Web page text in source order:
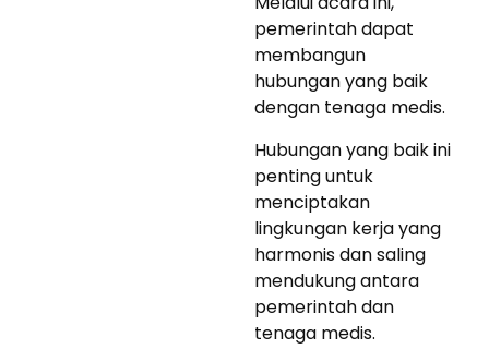
pemerintah dapat
membangun
hubungan yang baik
dengan tenaga medis.
Hubungan yang baik ini
penting untuk
menciptakan
lingkungan kerja yang
harmonis dan saling
mendukung antara
pemerintah dan
tenaga medis.